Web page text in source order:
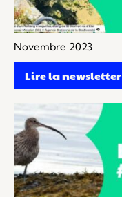
Novembre 2023
Lire la newsletter